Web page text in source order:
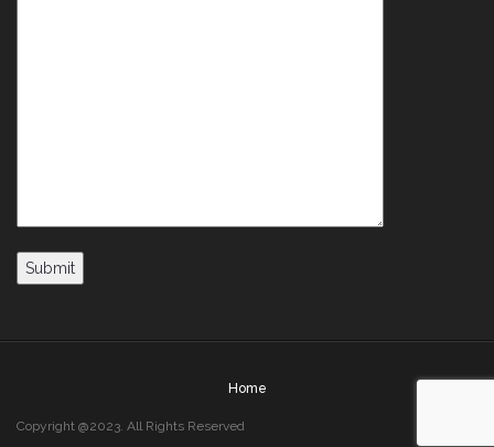
Home
Copyright @2023. All Rights Reserved